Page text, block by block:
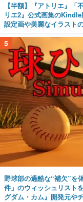
【半額】『アトリエ』「
リエ2』公式画集の
設定画や美麗なイラスト
5
野球部の過酷な“補欠”を
件」のウィッシュリスト
グダム・カム』開発元や